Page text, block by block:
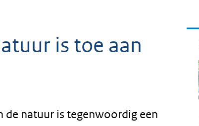
is toe aan
de natuur is tegenwoordig een